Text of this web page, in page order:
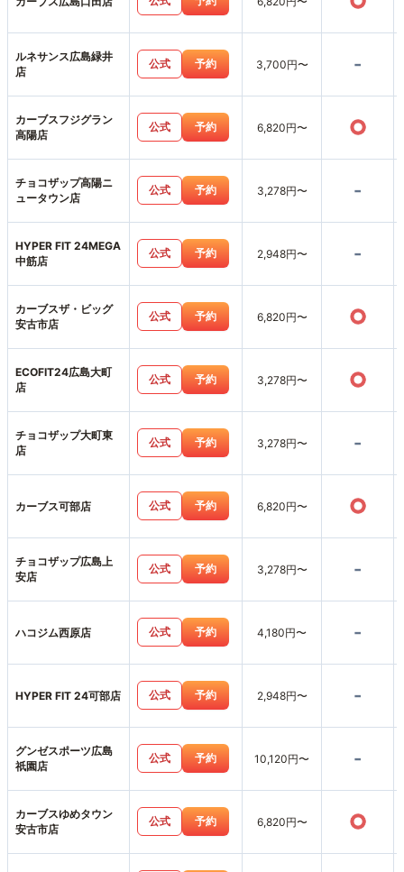
ルネサンス広島緑井
店
公式 予約 3,700円〜 -
カーブスフジグラン
高陽店
公式 予約 6,820円〜 ○
チョコザップ高陽ニ
ュータウン店
公式 予約 3,278円〜 -
HYPER FIT 24MEGA
中筋店
公式 予約 2,948円〜 -
カーブスザ・ビッグ
安古市店
公式 予約 6,820円〜 ○
ECOFIT24広島大町
店
公式 予約 3,278円〜 ○
チョコザップ大町東
店
公式 予約 3,278円〜 -
カーブス可部店 公式 予約 6,820円〜 ○
チョコザップ広島上
安店
公式 予約 3,278円〜 -
ハコジム西原店 公式 予約 4,180円〜 -
HYPER FIT 24可部店 公式 予約 2,948円〜 -
グンゼスポーツ広島
祇園店
公式 予約 10,120円〜 -
カーブスゆめタウン
安古市店
公式 予約 6,820円〜 ○